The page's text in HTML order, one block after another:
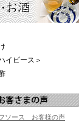
イピース＞
ソース お客様の声